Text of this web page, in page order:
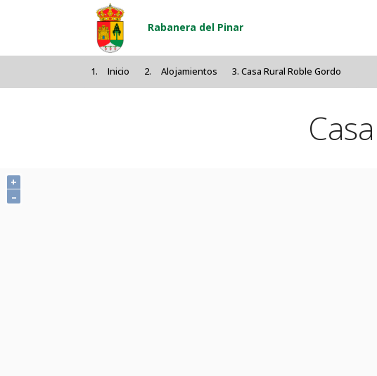
Pasar al contenido principal
Rabanera del Pinar
Inicio Alojamientos Casa Rural Roble Gordo
+
–